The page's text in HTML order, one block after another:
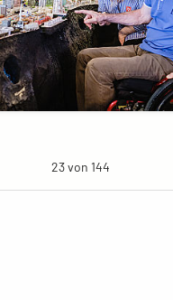
23 von 144